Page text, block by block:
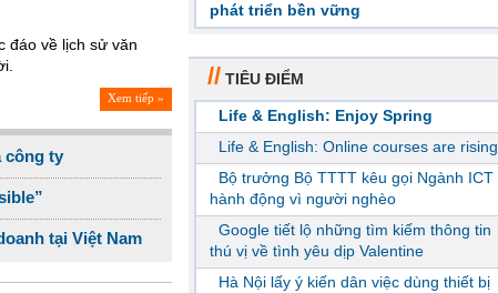
đáo về lịch sử văn
Xem tiếp »
công ty
tại Việt Nam
phát triển bền vững
// TIÊU ĐIỂM
Life & English: Enjoy Spring
Life & English: Online courses are rising
Bộ trưởng Bộ TTTT kêu gọi Ngành ICT
hành động vì người nghèo
Google tiết lộ những tìm kiếm thông tin
thú vị về tình yêu dịp Valentine
Hà Nội lấy ý kiến dân việc dùng thiết bị